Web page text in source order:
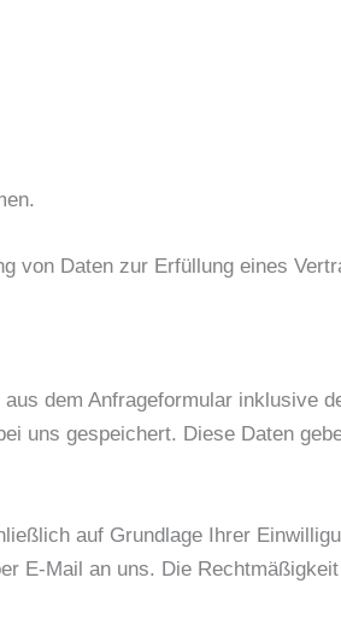
von Daten zur Erfüllung eines
dem Anfrageformular inklusive
uns gespeichert. Diese Daten
auf Grundlage Ihrer
E-Mail an uns. Die